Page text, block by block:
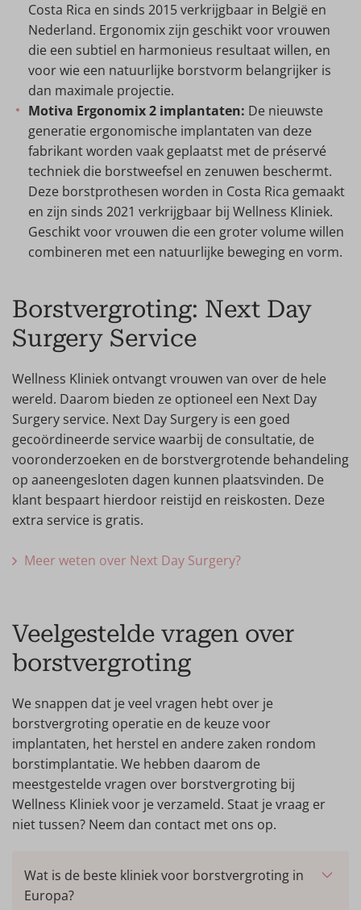
Costa Rica en sinds 2015 verkrijgbaar in België en
Nederland. Ergonomix zijn geschikt voor vrouwen
die een subtiel en harmonieus resultaat willen, en
voor wie een natuurlijke borstvorm belangrijker is
dan maximale projectie.
Motiva Ergonomix 2 implantaten: De nieuwste
generatie ergonomische implantaten van deze
fabrikant worden vaak geplaatst met de préservé
techniek die borstweefsel en zenuwen beschermt.
Deze borstprothesen worden in Costa Rica gemaakt
en zijn sinds 2021 verkrijgbaar bij Wellness Kliniek.
Geschikt voor vrouwen die een groter volume willen
combineren met een natuurlijke beweging en vorm.
Borstvergroting: Next Day
Surgery Service
Wellness Kliniek ontvangt vrouwen van over de hele
wereld. Daarom bieden ze optioneel een Next Day
Surgery service. Next Day Surgery is een goed
gecoördineerde service waarbij de consultatie, de
vooronderzoeken en de borstvergrotende behandeling
op aaneengesloten dagen kunnen plaatsvinden. De
klant bespaart hierdoor reistijd en reiskosten. Deze
extra service is gratis.
Meer weten over Next Day Surgery?
Veelgestelde vragen over
borstvergroting
We snappen dat je veel vragen hebt over je
borstvergroting operatie en de keuze voor
implantaten, het herstel en andere zaken rondom
borstimplantatie. We hebben daarom de
meestgestelde vragen over borstvergroting bij
Wellness Kliniek voor je verzameld. Staat je vraag er
niet tussen? Neem dan contact met ons op.
Wat is de beste kliniek voor borstvergroting in
Europa?